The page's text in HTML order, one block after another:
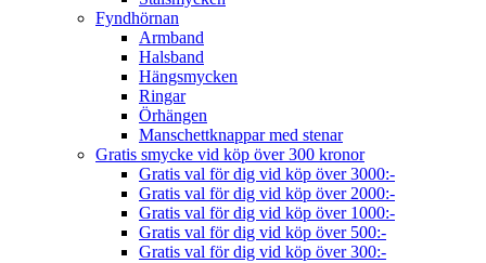
Fyndhörnan
Armband
Halsband
Hängsmycken
Ringar
Örhängen
Manschettknappar med stenar
Gratis smycke vid köp över 300 kronor
Gratis val för dig vid köp över 3000:-
Gratis val för dig vid köp över 2000:-
Gratis val för dig vid köp över 1000:-
Gratis val för dig vid köp över 500:-
Gratis val för dig vid köp över 300:-